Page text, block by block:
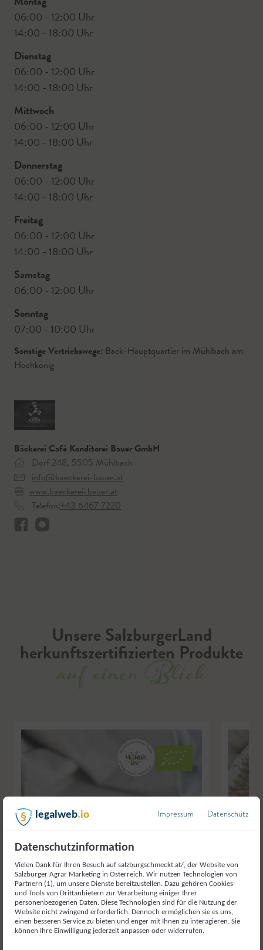
06:00 - 12:00 Uhr
14:00 - 18:00 Uhr
Dienstag
06:00 - 12:00 Uhr
14:00 - 18:00 Uhr
Mittwoch
06:00 - 12:00 Uhr
14:00 - 18:00 Uhr
Donnerstag
06:00 - 12:00 Uhr
14:00 - 18:00 Uhr
Freitag
06:00 - 12:00 Uhr
14:00 - 18:00 Uhr
Samstag
06:00 - 12:00 Uhr
Sonntag
07:00 - 10:00 Uhr
Sonstige Vertriebswege: Back-Hauptquartier im Mühlbach am
Hochkönig
Bäckerei Café Konditorei Bauer GmbH
Dorf 248, 5505 Mühlbach
info@baeckerei-bauer.at
www.baeckerei-bauer.at
Telefon:+43 6467 7220
Unsere SalzburgerLand
herkunftszertifizierten Produkte
auf einen Blick
legalweb.io Impressum Datenschutz
Datenschutzinformation
Vielen Dank für Ihren Besuch auf salzburgschmeckt.at/, der Website von
Salzburger Agrar Marketing in Österreich. Wir nutzen Technologien von
Partnern (1), um unsere Dienste bereitzustellen. Dazu gehören Cookies
und Tools von Drittanbietern zur Verarbeitung einiger Ihrer
personenbezogenen Daten. Diese Technologien sind für die Nutzung der
Website nicht zwingend erforderlich. Dennoch ermöglichen sie es uns,
einen besseren Service zu bieten und enger mit Ihnen zu interagieren. Sie
können Ihre Einwilligung jederzeit anpassen oder widerrufen.